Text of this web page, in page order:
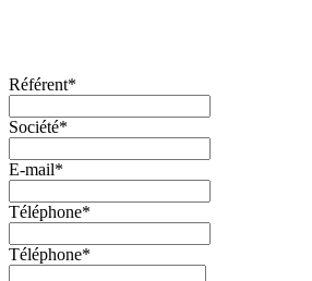
Référent*
Société*
E-mail*
Téléphone*
Téléphone*